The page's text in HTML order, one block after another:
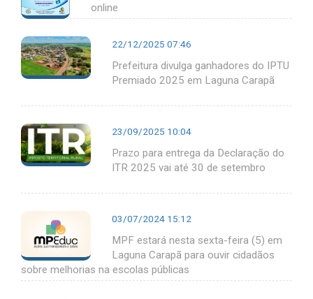
online
22/12/2025 07:46
Prefeitura divulga ganhadores do IPTU
Premiado 2025 em Laguna Carapã
23/09/2025 10:04
Prazo para entrega da Declaração do
ITR 2025 vai até 30 de setembro
03/07/2024 15:12
MPF estará nesta sexta-feira (5) em
Laguna Carapã para ouvir cidadãos
sobre melhorias na escolas públicas